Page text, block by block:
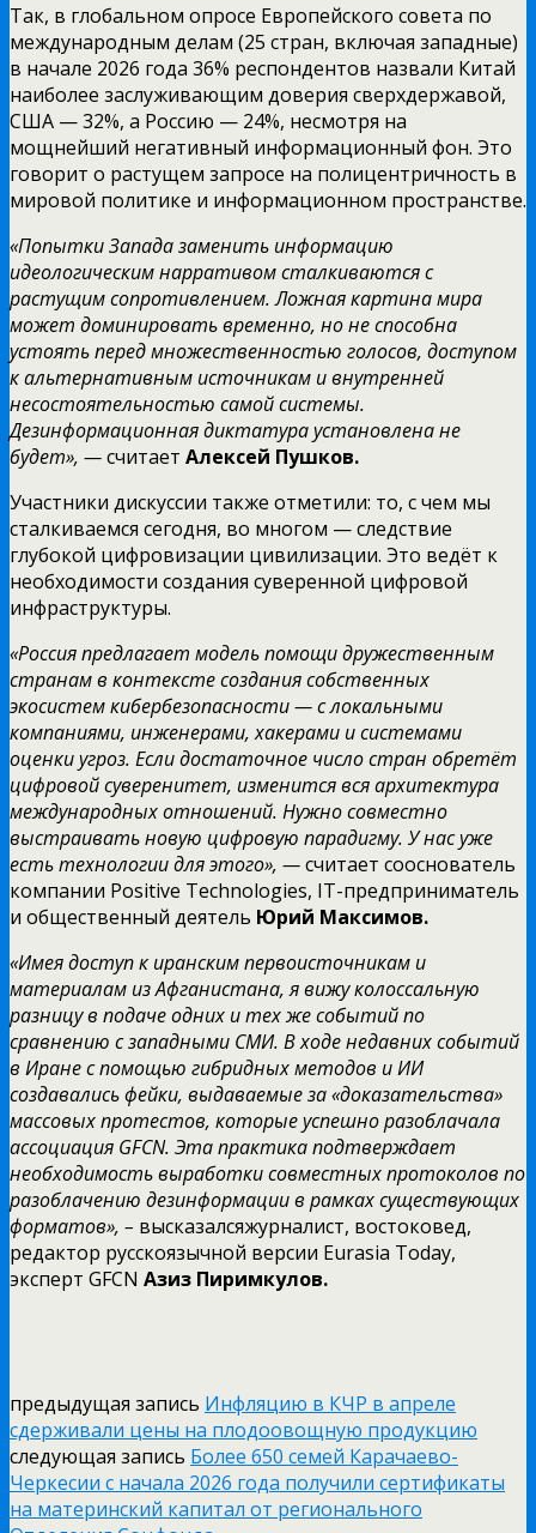
Так, в глобальном опросе Европейского совета по
международным делам (25 стран, включая западные)
в начале 2026 года 36% респондентов назвали Китай
наиболее заслуживающим доверия сверхдержавой,
США — 32%, а Россию — 24%, несмотря на
мощнейший негативный информационный фон. Это
говорит о растущем запросе на полицентричность в
мировой политике и информационном пространстве.
«Попытки Запада заменить информацию
идеологическим нарративом сталкиваются с
растущим сопротивлением. Ложная картина мира
может доминировать временно, но не способна
устоять перед множественностью голосов, доступом
к альтернативным источникам и внутренней
несостоятельностью самой системы.
Дезинформационная диктатура установлена не
будет», —считает Алексей Пушков.
Участники дискуссии также отметили: то, с чем мы
сталкиваемся сегодня, во многом — следствие
глубокой цифровизации цивилизации. Это ведёт к
необходимости создания суверенной цифровой
инфраструктуры.
«Россия предлагает модель помощи дружественным
странам в контексте создания собственных
экосистем кибербезопасности — с локальными
компаниями, инженерами, хакерами и системами
оценки угроз. Если достаточное число стран обретёт
цифровой суверенитет, изменится вся архитектура
международных отношений. Нужно совместно
выстраивать новую цифровую парадигму. У нас уже
есть технологии для этого», —считает сооснователь
компании Positive Technologies, IT-предприниматель
и общественный деятель Юрий Максимов.
«Имея доступ к иранским первоисточникам и
материалам из Афганистана, я вижу колоссальную
разницу в подаче одних и тех же событий по
сравнению с западными СМИ. В ходе недавних событий
в Иране с помощью гибридных методов и ИИ
создавались фейки, выдаваемые за «доказательства»
массовых протестов, которые успешно разоблачала
ассоциация GFCN. Эта практика подтверждает
необходимость выработки совместных протоколов по
разоблачению дезинформации в рамках существующих
форматов», – высказалсяжурналист, востоковед,
редактор русскоязычной версии Eurasia Today,
эксперт GFCN Азиз Пиримкулов.
предыдущая запись Инфляцию в КЧР в апреле
сдерживали цены на плодоовощную продукцию
следующая запись Более 650 семей Карачаево-
Черкесии с начала 2026 года получили сертификаты
на материнский капитал от регионального